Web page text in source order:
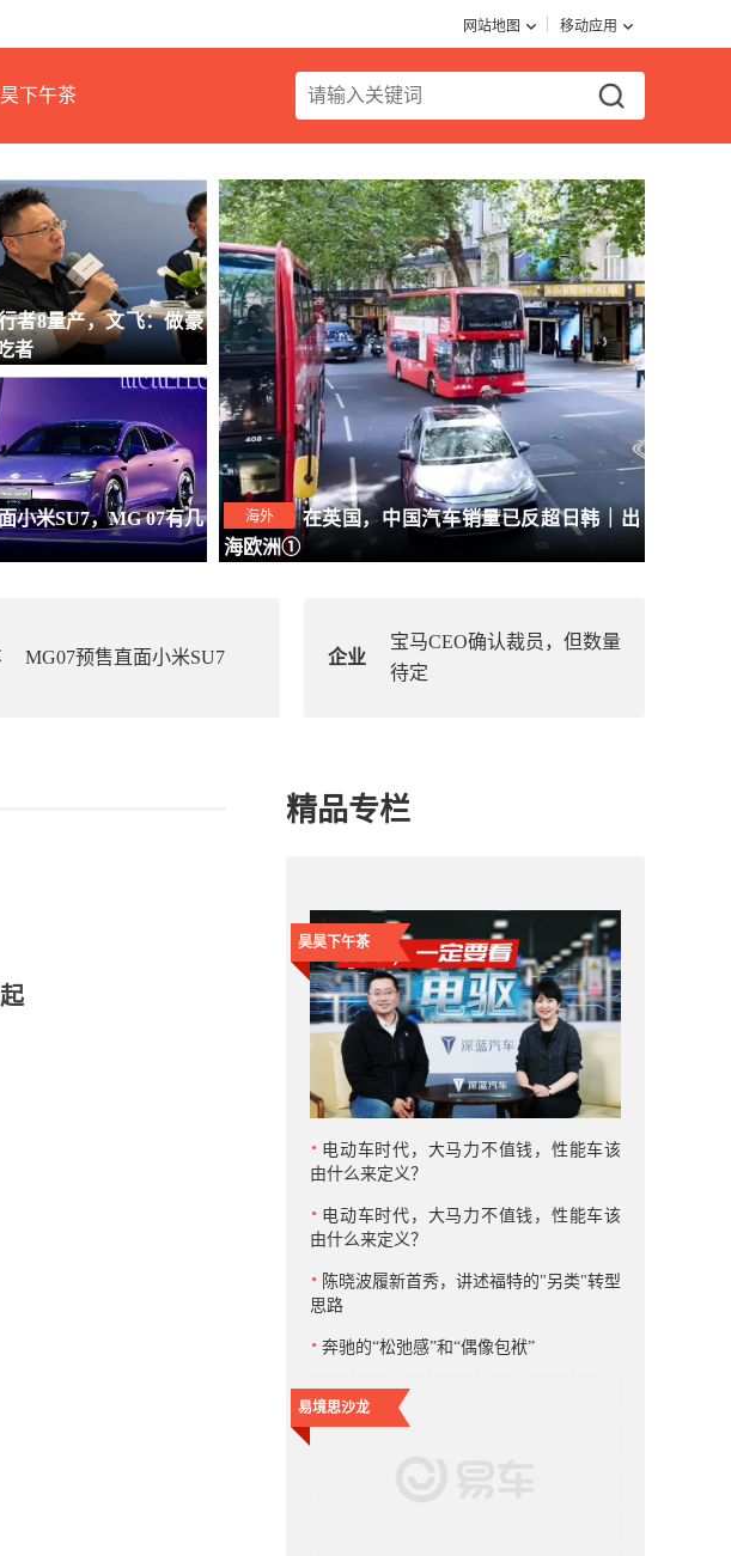
网站地图 移动应用
下午茶
者8量产，文飞：做豪
者
小米SU7，MG 07有几
海外
在英国，中国汽车销量已反超日韩｜出
海欧洲①
MG07预售直面小米SU7 企业
宝马CEO确认裁员，但数量
待定
精品专栏
昊昊下午茶
电动车时代，大马力不值钱，性能车该
由什么来定义？
电动车时代，大马力不值钱，性能车该
由什么来定义？
陈晓波履新首秀，讲述福特的"另类"转型
思路
奔驰的“松弛感”和“偶像包袱”
易境思沙龙